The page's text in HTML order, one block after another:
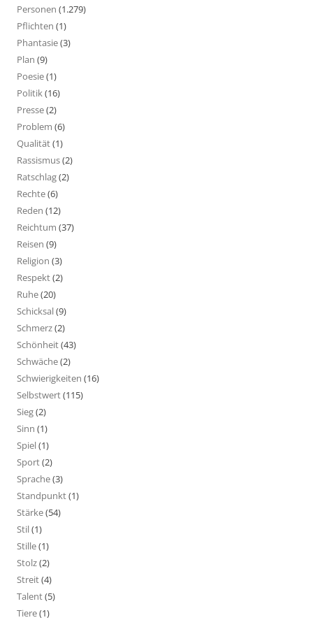
Personen (1.279)
Pflichten (1)
Phantasie(3)
Plan (9)
Poesie(1)
Politik(16)
Presse(2)
Problem (6)
Qualität(1)
Rassismus(2)
Ratschlag(2)
Rechte(6)
Reden (12)
Reichtum (37)
Reisen (9)
Religion (3)
Respekt(2)
Ruhe(20)
Schicksal(9)
Schmerz(2)
Schönheit(43)
Schwäche(2)
Schwierigkeiten (16)
Selbstwert(115)
Sieg(2)
Sinn (1)
Spiel(1)
Sport(2)
Sprache(3)
Standpunkt(1)
Stärke(54)
Stil(1)
Stille(1)
Stolz(2)
Streit(4)
Talent(5)
Tiere(1)